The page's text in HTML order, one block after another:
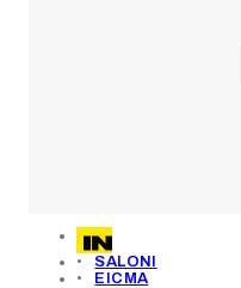
SALONI
EICMA